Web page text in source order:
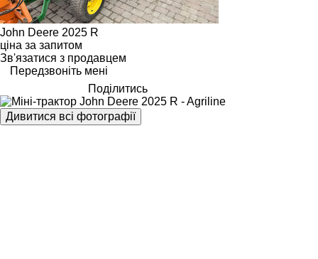
John Deere 2025 R
ціна за запитом
Зв'язатися з продавцем
Передзвоніть мені
Поділитись
Дивитися всі фотографії